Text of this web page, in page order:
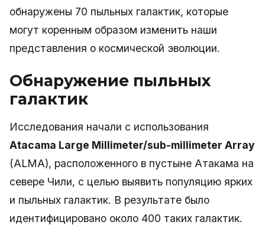
обнаружены 70 пыльных галактик, которые
могут коренным образом изменить наши
представления о космической эволюции.
Обнаружение пыльных
галактик
Исследования начали с использования
Atacama Large Millimeter/sub-millimeter Array
(ALMA), расположенного в пустыне Атакама на
севере Чили, с целью выявить популяцию ярких
и пыльных галактик. В результате было
идентифицировано около 400 таких галактик.